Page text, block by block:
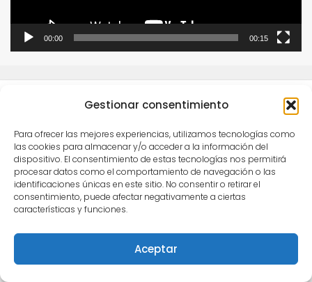
Gestionar consentimiento
Para ofrecer las mejores experiencias, utilizamos tecnologías como
las cookies para almacenar y/o acceder a la información del
dispositivo. El consentimiento de estas tecnologías nos permitirá
procesar datos como el comportamiento de navegación o las
identificaciones únicas en este sitio. No consentir o retirar el
consentimiento, puede afectar negativamente a ciertas
características y funciones.
Aceptar
00:00 00:15
Este obra está bajo unalicencia de Creative
Commons Reconocimiento-NoComercial-
CompartirIgual 4.0 Internacional
Para comunicarse con Semilleros Deportivos puede
escribir vía correo electrónico a